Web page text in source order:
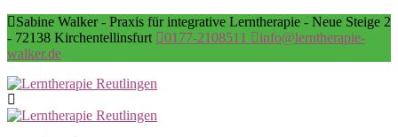
Sabine Walker - Praxis für integrative Lerntherapie - Neue Steige 2
- 72138 Kirchentellinsfurt
0177-2108511
info@lerntherapie-
walker.de